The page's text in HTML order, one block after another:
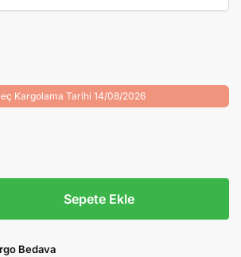
Kargolama Tarihi 14/08/2026
Sepete Ekle
Bedava